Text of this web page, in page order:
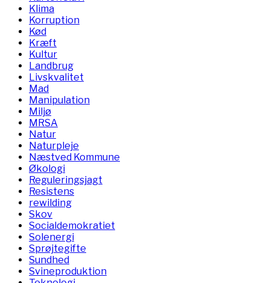
Klima
Korruption
Kød
Kræft
Kultur
Landbrug
Livskvalitet
Mad
Manipulation
Miljø
MRSA
Natur
Naturpleje
Næstved Kommune
Økologi
Reguleringsjagt
Resistens
rewilding
Skov
Socialdemokratiet
Solenergi
Sprøjtegifte
Sundhed
Svineproduktion